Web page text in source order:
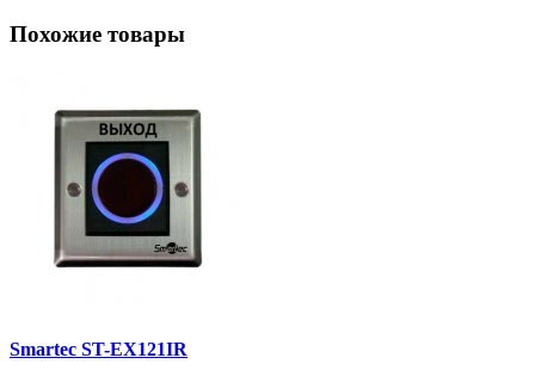
Похожие товары
Smartec ST-EX121IR